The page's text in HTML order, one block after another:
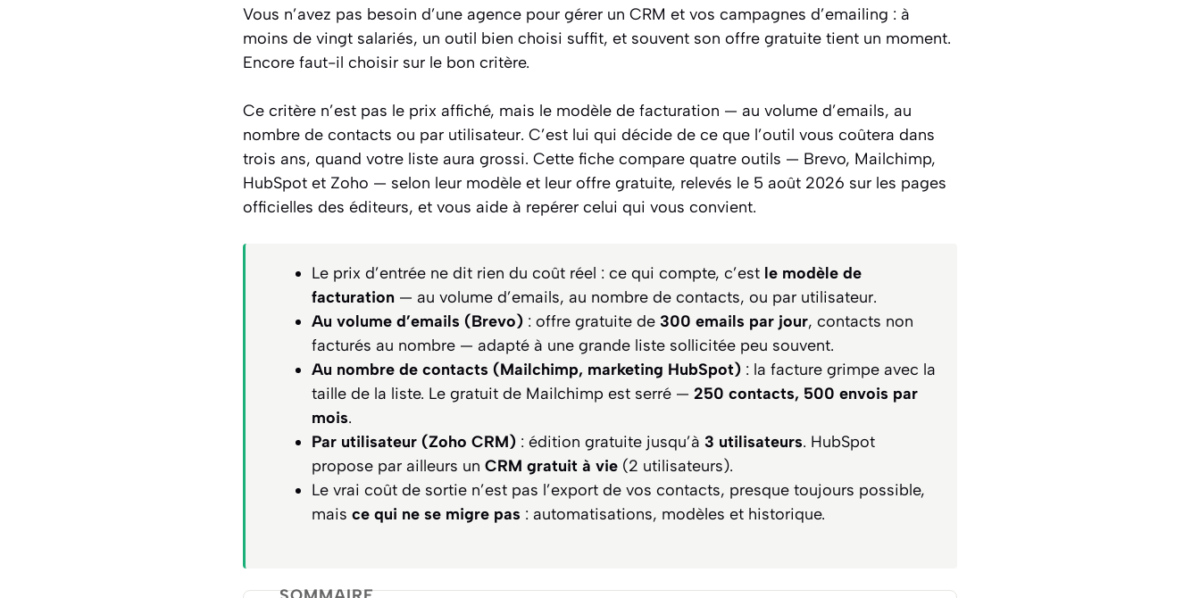
Vous n’avez pas besoin d’une agence pour gérer un CRM et vos campagnes d’emailing : à
moins de vingt salariés, un outil bien choisi suffit, et souvent son offre gratuite tient un moment.
Encore faut-il choisir sur le bon critère.
Ce critère n’est pas le prix affiché, mais le modèle de facturation — au volume d’emails, au
nombre de contacts ou par utilisateur. C’est lui qui décide de ce que l’outil vous coûtera dans
trois ans, quand votre liste aura grossi. Cette fiche compare quatre outils — Brevo, Mailchimp,
HubSpot et Zoho — selon leur modèle et leur offre gratuite, relevés le 5 août 2026 sur les pages
officielles des éditeurs, et vous aide à repérer celui qui vous convient.
Le prix d’entrée ne dit rien du coût réel : ce qui compte, c’est le modèle de
facturation — au volume d’emails, au nombre de contacts, ou par utilisateur.
Au volume d’emails (Brevo) : offre gratuite de 300 emails par jour, contacts non
facturés au nombre — adapté à une grande liste sollicitée peu souvent.
Au nombre de contacts (Mailchimp, marketing HubSpot) : la facture grimpe avec la
taille de la liste. Le gratuit de Mailchimp est serré — 250 contacts, 500 envois par
mois.
Par utilisateur (Zoho CRM) : édition gratuite jusqu’à 3 utilisateurs. HubSpot
propose par ailleurs un CRM gratuit à vie (2 utilisateurs).
Le vrai coût de sortie n’est pas l’export de vos contacts, presque toujours possible,
mais ce qui ne se migre pas : automatisations, modèles et historique.